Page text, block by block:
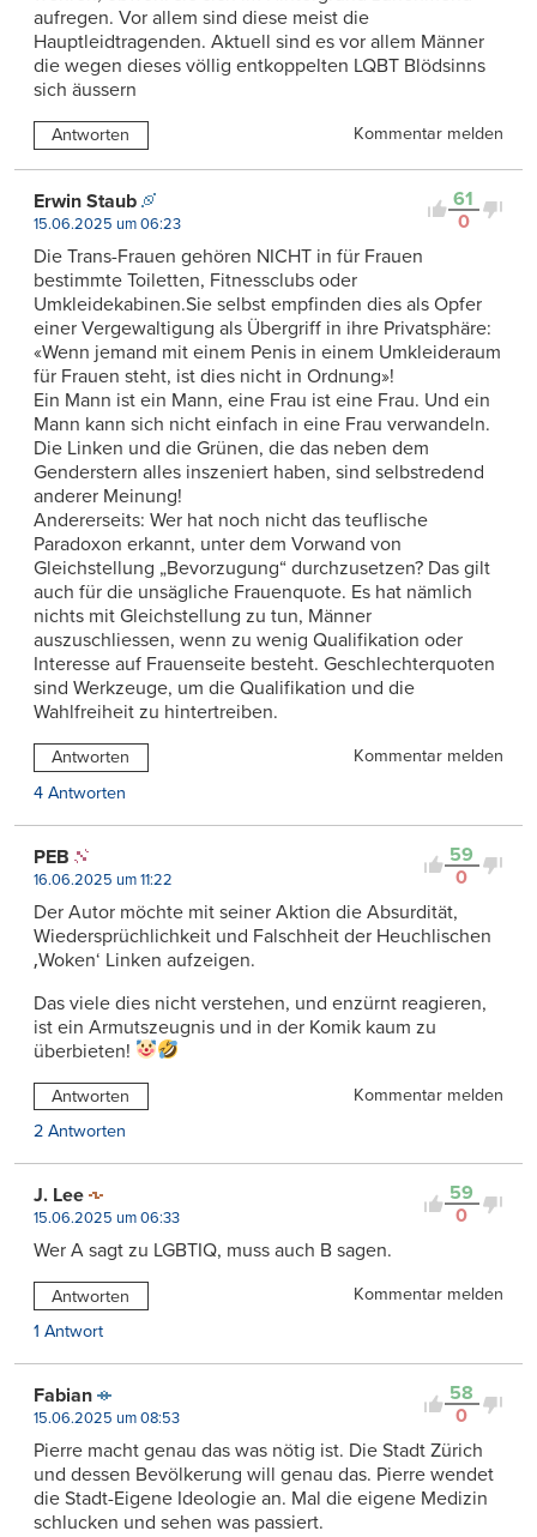
aufregen. Vor allem sind diese meist die
Hauptleidtragenden. Aktuell sind es vor allem Männer
die wegen dieses völlig entkoppelten LQBT Blödsinns
sich äussern
Antworten Kommentar melden
61
0
Erwin Staub
15.06.2025 um 06:23
Die Trans-Frauen gehören NICHT in für Frauen
bestimmte Toiletten, Fitnessclubs oder
Umkleidekabinen.Sie selbst empfinden dies als Opfer
einer Vergewaltigung als Übergriff in ihre Privatsphäre:
«Wenn jemand mit einem Penis in einem Umkleideraum
für Frauen steht, ist dies nicht in Ordnung»!
Ein Mann ist ein Mann, eine Frau ist eine Frau. Und ein
Mann kann sich nicht einfach in eine Frau verwandeln.
Die Linken und die Grünen, die das neben dem
Genderstern alles inszeniert haben, sind selbstredend
anderer Meinung!
Andererseits: ​​Wer hat noch nicht das teuflische
Paradoxon erkannt, unter dem Vorwand von
Gleichstellung „Bevorzugung“ durchzusetzen? Das gilt
auch für die unsägliche Frauenquote. Es hat nämlich
nichts mit Gleichstellung zu tun, Männer
auszuschliessen, wenn zu wenig Qualifikation oder
Interesse auf Frauenseite besteht. Geschlechterquoten
sind Werkzeuge, um die Qualifikation und die
Wahlfreiheit zu hintertreiben.
Antworten
Kommentar melden
4 Antworten
59
0
PEB
16.06.2025 um 11:22
Der Autor möchte mit seiner Aktion die Absurdität,
Wiedersprüchlichkeit und Falschheit der Heuchlischen
‚Woken‘ Linken aufzeigen.
Das viele dies nicht verstehen, und enzürnt reagieren,
ist ein Armutszeugnis und in der Komik kaum zu
überbieten!
Antworten
Kommentar melden
2 Antworten
59
0
J. Lee
15.06.2025 um 06:33
Wer A sagt zu LGBTIQ, muss auch B sagen.
Antworten
Kommentar melden
1 Antwort
58
0
Fabian
15.06.2025 um 08:53
Pierre macht genau das was nötig ist. Die Stadt Zürich
und dessen Bevölkerung will genau das. Pierre wendet
die Stadt-Eigene Ideologie an. Mal die eigene Medizin
schlucken und sehen was passiert.